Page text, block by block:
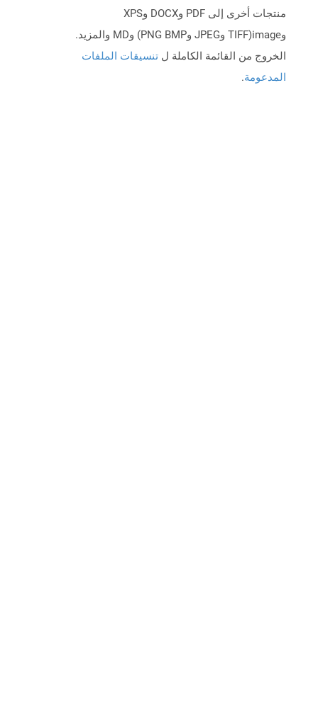
منتجات أخرى إلى PDF وDOCX وXPS
وimage(TIFF وJPEG وPNG BMP) وMD والمزيد.
الخروج من القائمة الكاملة ل تنسيقات الملفات
المدعومة.